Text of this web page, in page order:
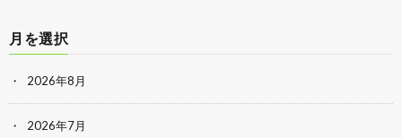
月を選択
2026年8月
2026年7月